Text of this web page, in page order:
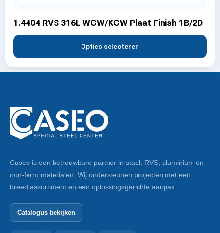
1.4404 RVS 316L WGW/KGW Plaat Finish 1B/2D
Opties selecteren
Caseo is een betrouwbare partner in staal, RVS, aluminium en
non-ferro materialen. Wij ondersteunen projecten met een
breed assortiment en een oplossingsgerichte aanpak.
Catalogus bekijken